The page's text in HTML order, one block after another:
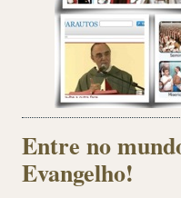
Entre no
Evangelho!